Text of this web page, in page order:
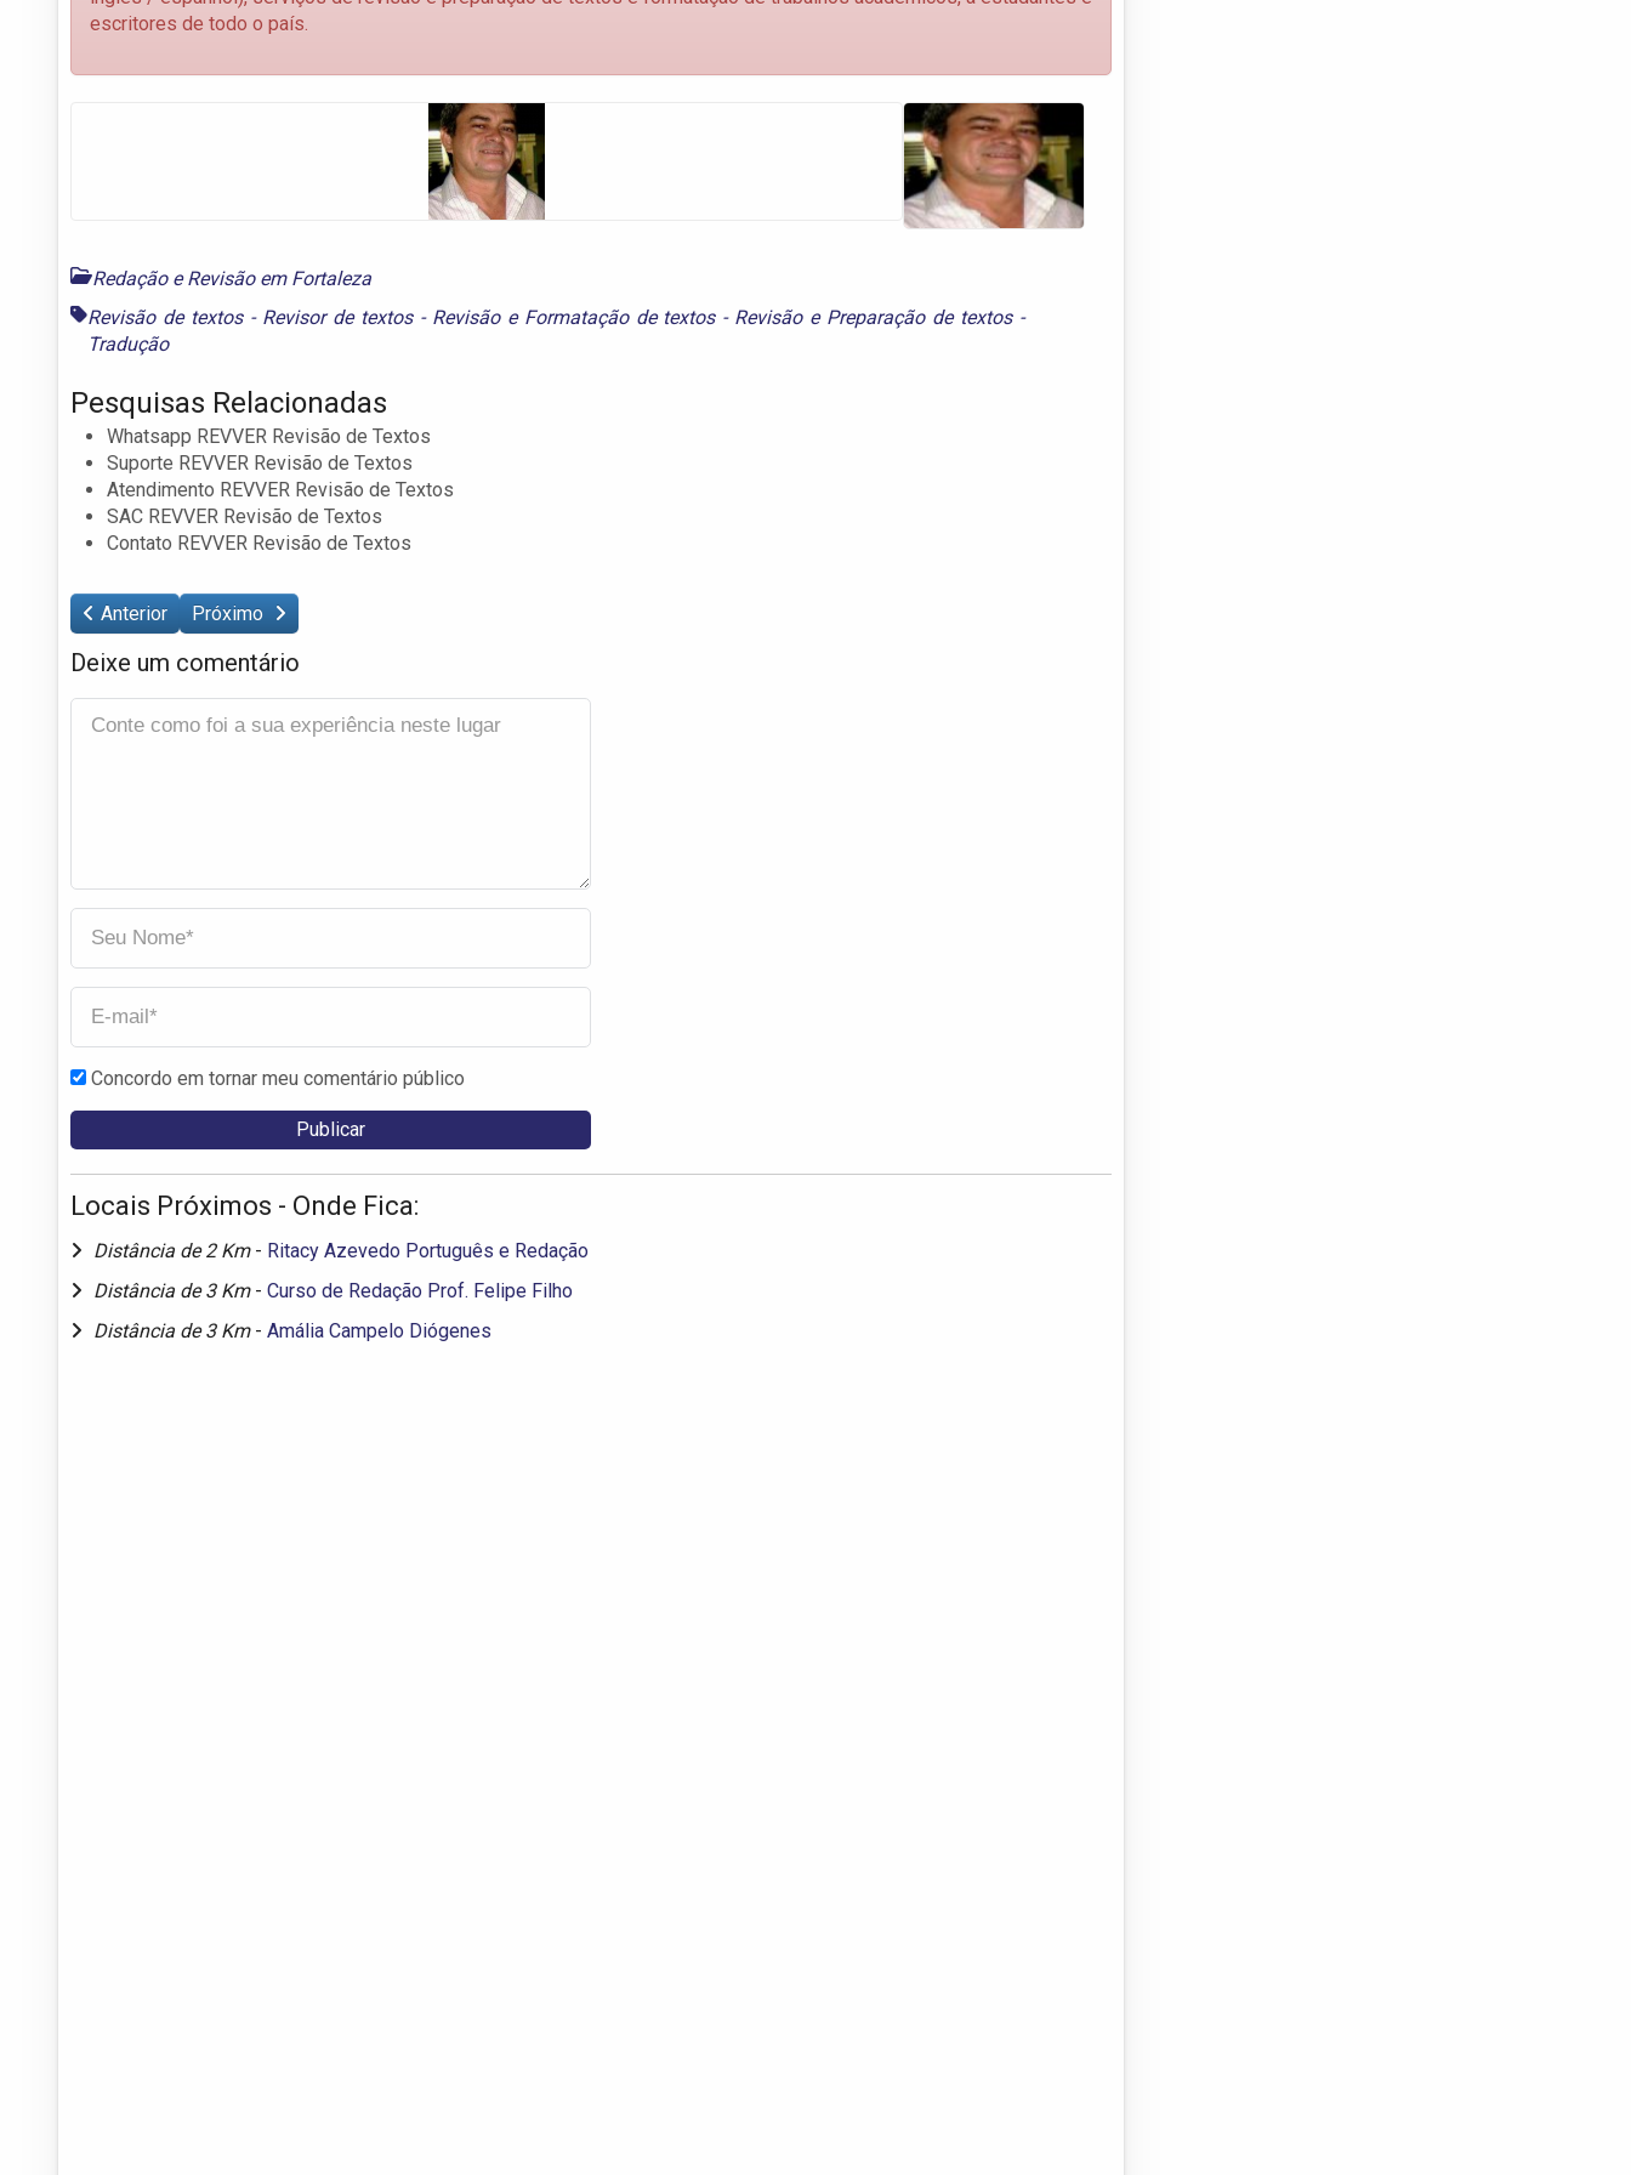
escritores de todo o país.
Redação e Revisão em Fortaleza
Revisão de textos - Revisor de textos - Revisão e Formatação de textos - Revisão e Preparação de textos -
Tradução
Pesquisas Relacionadas
Whatsapp REVVER Revisão de Textos
Suporte REVVER Revisão de Textos
Atendimento REVVER Revisão de Textos
SAC REVVER Revisão de Textos
Contato REVVER Revisão de Textos
Anterior Próximo
Deixe um comentário
Concordo em tornar meu comentário público
Locais Próximos - Onde Fica:
Distância de 2 Km - Ritacy Azevedo Português e Redação
Distância de 3 Km - Curso de Redação Prof. Felipe Filho
Distância de 3 Km - Amália Campelo Diógenes